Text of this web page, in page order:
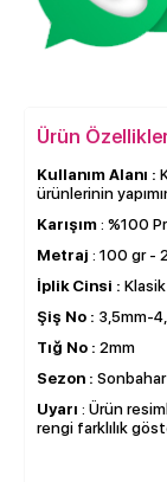
Ürün
Kullanım Alanı :
ürünlerinin
Karışım : %100
Metraj : 100 gr -
İplik Cinsi : Klasik
Şiş No : 3,5mm-
Tığ No : 2mm
Sezon :
Uyarı : Ürün
rengi farklılık